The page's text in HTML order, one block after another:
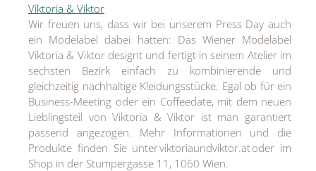
Viktoria & Viktor
Wir freuen uns, dass wir bei unserem Press Day auch
ein Modelabel dabei hatten: Das Wiener Modelabel
Viktoria & Viktor designt und fertigt in seinem Atelier im
sechsten Bezirk einfach zu kombinierende und
gleichzeitig nachhaltige Kleidungsstücke. Egal ob für ein
Business-Meeting oder ein Coffeedate, mit dem neuen
Lieblingsteil von Viktoria & Viktor ist man garantiert
passend angezogen. Mehr Informationen und die
Produkte finden Sie unter viktoriaundviktor.at oder im
Shop in der Stumpergasse 11, 1060 Wien.